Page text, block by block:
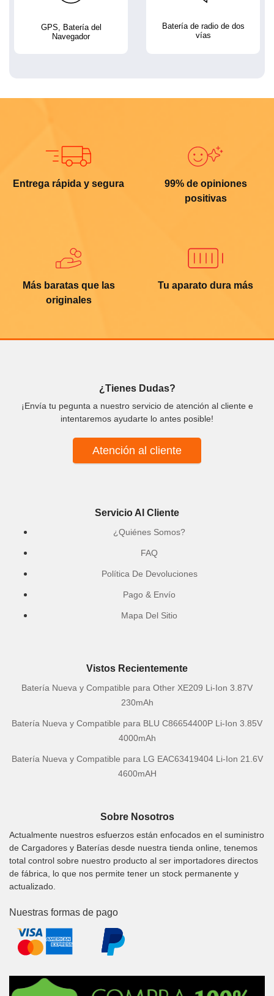
GPS, Batería del
Navegador
Batería de radio de dos
vías
Entrega rápida y segura
99% de opiniones
positivas
Más baratas que las
originales
Tu aparato dura más
¿Tienes Dudas?
¡Envía tu pegunta a nuestro servicio de atención al cliente e
intentaremos ayudarte lo antes posible!
Atención al cliente
Servicio Al Cliente
¿Quiénes Somos?
FAQ
Política De Devoluciones
Pago & Envío
Mapa Del Sitio
Vistos Recientemente
Batería Nueva y Compatible para Other XE209 Li-Ion 3.87V
230mAh
Batería Nueva y Compatible para BLU C86654400P Li-Ion 3.85V
4000mAh
Batería Nueva y Compatible para LG EAC63419404 Li-Ion 21.6V
4600mAH
Sobre Nosotros
Actualmente nuestros esfuerzos están enfocados en el suministro
de Cargadores y Baterías desde nuestra tienda online, tenemos
total control sobre nuestro producto al ser importadores directos
de fábrica, lo que nos permite tener un stock permanente y
actualizado.
Nuestras formas de pago